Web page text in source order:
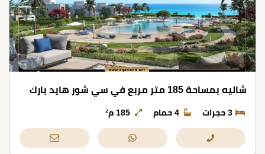
شاليه بمساحة 185 متر مربع في سي شور هايد بارك
3 حجرات 4 حمام 185 م²